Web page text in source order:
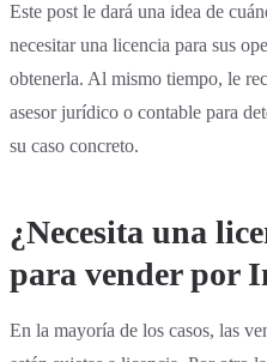
Este post le dará una idea de
necesitar una licencia para sus
obtenerla. Al mismo tiempo, le
asesor jurídico o contable para
su caso concreto.
¿Necesita una
para vender por
En la mayoría de los casos, las